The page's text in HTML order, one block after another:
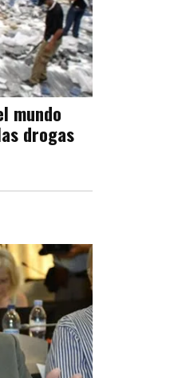
mundo
drogas